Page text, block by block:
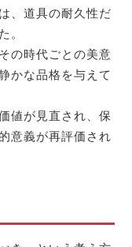
、道具の耐久性だ
。
の時代ごとの美意
かな品格を与えて
値が見直され、保
意義が再評価され